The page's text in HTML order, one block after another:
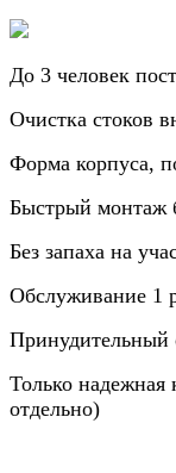
До 3 человек
Очистка стоков
Форма корпуса,
Быстрый монтаж
Без запаха на
Обслуживание 1
Принудительный
Только надежная
отдельно)